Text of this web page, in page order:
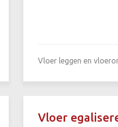
Vloer leggen en
Vloer